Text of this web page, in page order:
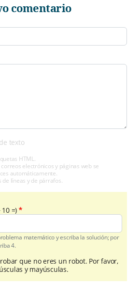
comentario
texto
HTML.
electrónicos y páginas web se
automáticamente.
de líneas y de párrafos.
=)
matemático y escriba la solución; por
4.
que no eres un robot. Por favor,
y mayúsculas.